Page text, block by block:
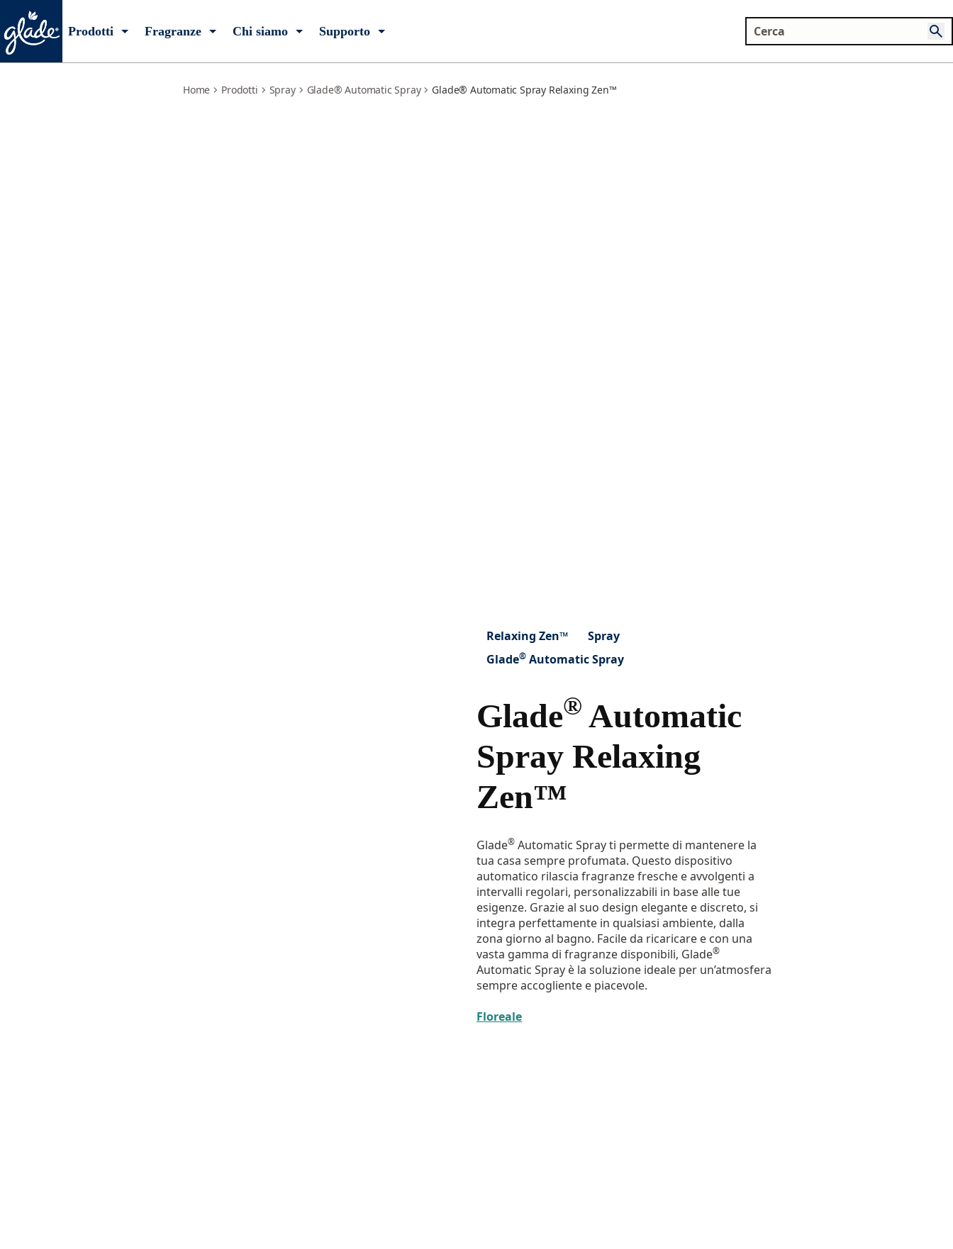
Prodotti Fragranze Chi siamo Supporto
Home Prodotti Spray Glade® Automatic Spray Glade® Automatic Spray Relaxing Zen™
Relaxing Zen™
Spray
Glade® Automatic Spray
Glade® Automatic
Spray Relaxing
Zen™
Glade® Automatic Spray ti permette di mantenere la
tua casa sempre profumata. Questo dispositivo
automatico rilascia fragranze fresche e avvolgenti a
intervalli regolari, personalizzabili in base alle tue
esigenze. Grazie al suo design elegante e discreto, si
integra perfettamente in qualsiasi ambiente, dalla
zona giorno al bagno. Facile da ricaricare e con una
vasta gamma di fragranze disponibili, Glade®
Automatic Spray è la soluzione ideale per un’atmosfera
sempre accogliente e piacevole.
Floreale